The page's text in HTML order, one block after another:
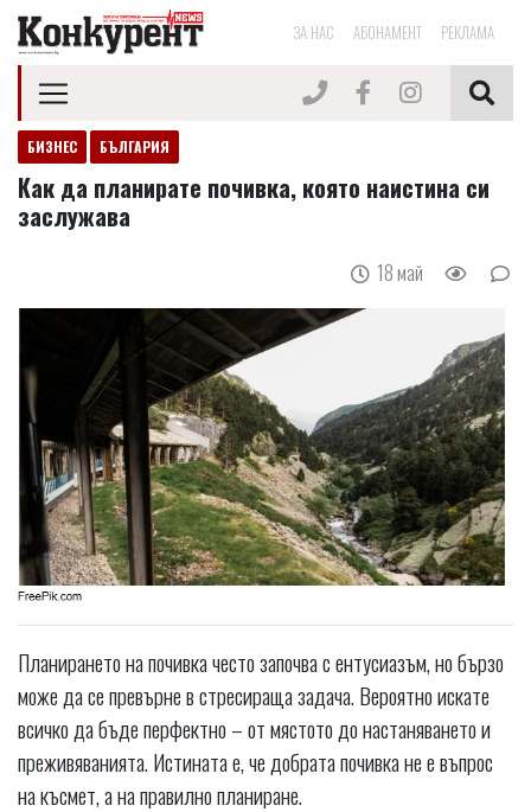
ЗА НАС АБОНАМЕНТ РЕКЛАМА
БИЗНЕС БЪЛГАРИЯ
Как да планирате почивка, която наистина си
заслужава
18 май
Планирането на почивка често започва с ентусиазъм, но бързо
може да се превърне в стресираща задача. Вероятно искате
всичко да бъде перфектно – от мястото до настаняването и
преживяванията. Истината е, че добрата почивка не е въпрос
на късмет, а на правилно планиране.